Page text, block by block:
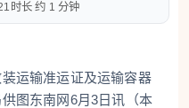
约 1 分钟
运输准运证及运输容器
图东南网6月3日讯（本